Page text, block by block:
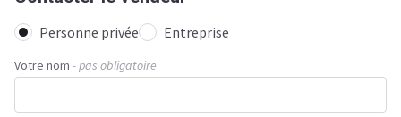
Personne privée Entreprise
Votre nom - pas obligatoire